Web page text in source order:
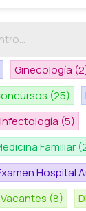
Ginecología
(25)
Infectología (5)
Familiar
Hospital
Vacantes (8)